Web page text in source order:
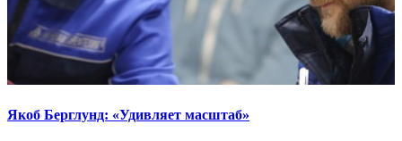
Якоб Берглунд: «Удивляет масштаб»